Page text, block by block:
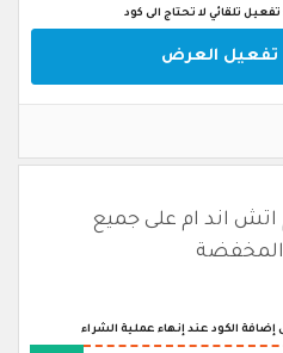
تفعيل تلقائي لا تحتاج الى كود
تفعيل العرض
اتش اند ام على جميع
المخفضة
إضافة الكود عند إنهاء عملية الشراء